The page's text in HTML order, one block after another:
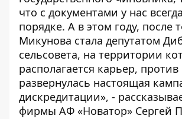
что с документами у нас
порядке. А в этом году, после
Микунова стала депутатом
сельсовета, на территории
располагается карьер, против
развернулась настоящая
дискредитации», -
фирмы АФ «Новатор» Сергей